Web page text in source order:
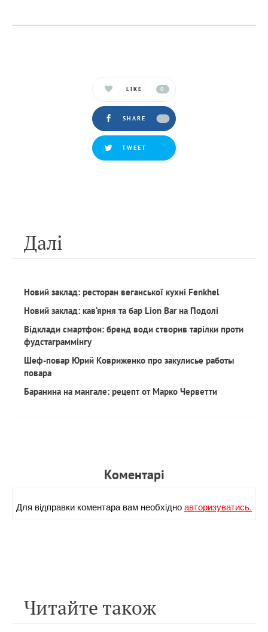
LIKE 0
SHARE
TWEET
Далi
Новий заклад: ресторан веганської кухні Fenkhel
Новий заклад: кав‘ярня та бар Lion Bar на Подолі
Відклади смартфон: бренд води створив тарілки проти
фудстаграммінгу
Шеф-повар Юрий Ковриженко про закулисье работы
повара
Баранина на мангале: рецепт от Марко Черветти
Коментарi
Для вiдправки коментара вам необхiдноавторизуватись.
Читайте також